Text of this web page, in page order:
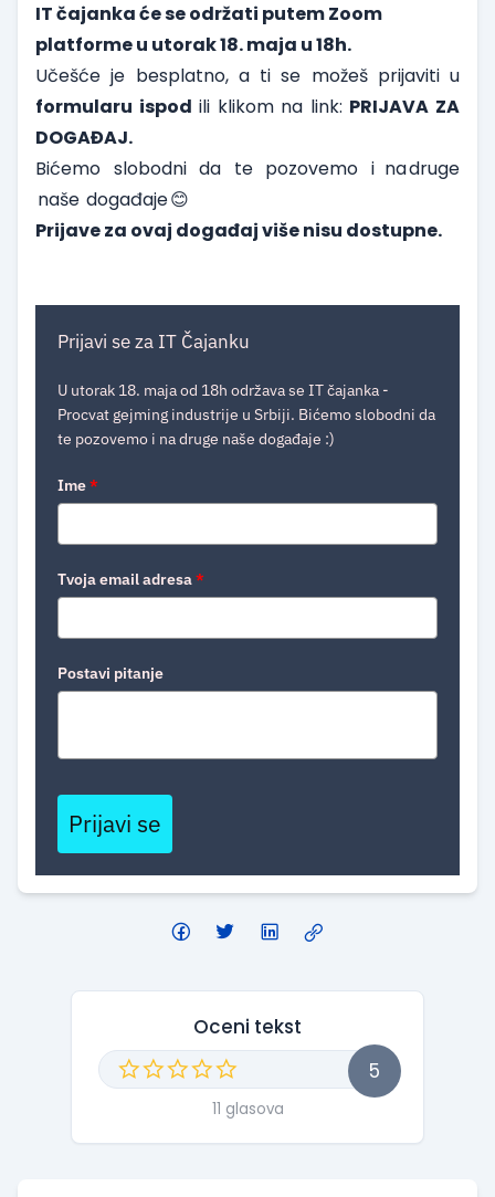
IT čajanka će se održati putem Zoom
platforme u utorak 18. maja u 18h.
Učešće je besplatno, a ti se možeš prijaviti u
formularu ispod ili klikom na link: PRIJAVA ZA
DOGAĐAJ.
Bićemo slobodni da te pozovemo i na druge
naše događaje 😊
Prijave za ovaj događaj više nisu dostupne.
Prijavi se za IT Čajanku
U utorak 18. maja od 18h održava se IT čajanka -
Procvat gejming industrije u Srbiji. Bićemo slobodni da
te pozovemo i na druge naše događaje :)
Ime*
Tvoja email adresa*
Postavi pitanje
Prijavi se
Oceni tekst
5
11 glasova